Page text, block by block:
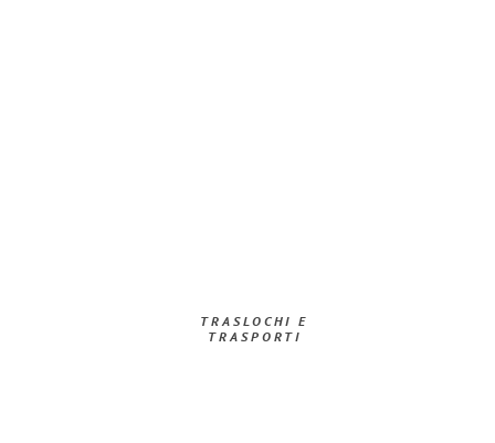
TRASLOCHI E
TRASPORTI​